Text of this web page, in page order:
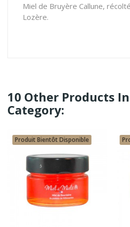
Miel de Bruyère Callune,
Lozère.
10 Other Products
Category:
Produit Bientôt Disponible